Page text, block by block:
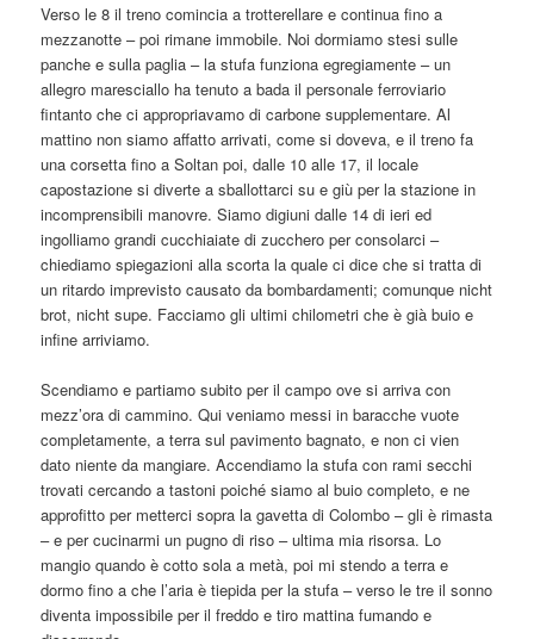
Verso le 8 il treno comincia a trotterellare e continua fino a
mezzanotte – poi rimane immobile. Noi dormiamo stesi sulle
panche e sulla paglia – la stufa funziona egregiamente – un
allegro maresciallo ha tenuto a bada il personale ferroviario
fintanto che ci appropriavamo di carbone supplementare. Al
mattino non siamo affatto arrivati, come si doveva, e il treno fa
una corsetta fino a Soltan poi, dalle 10 alle 17, il locale
capostazione si diverte a sballottarci su e giù per la stazione in
incomprensibili manovre. Siamo digiuni dalle 14 di ieri ed
ingolliamo grandi cucchiaiate di zucchero per consolarci –
chiediamo spiegazioni alla scorta la quale ci dice che si tratta di
un ritardo imprevisto causato da bombardamenti; comunque nicht
brot, nicht supe. Facciamo gli ultimi chilometri che è già buio e
infine arriviamo.
Scendiamo e partiamo subito per il campo ove si arriva con
mezz’ora di cammino. Qui veniamo messi in baracche vuote
completamente, a terra sul pavimento bagnato, e non ci vien
dato niente da mangiare. Accendiamo la stufa con rami secchi
trovati cercando a tastoni poiché siamo al buio completo, e ne
approfitto per metterci sopra la gavetta di Colombo – gli è rimasta
– e per cucinarmi un pugno di riso – ultima mia risorsa. Lo
mangio quando è cotto sola a metà, poi mi stendo a terra e
dormo fino a che l’aria è tiepida per la stufa – verso le tre il sonno
diventa impossibile per il freddo e tiro mattina fumando e